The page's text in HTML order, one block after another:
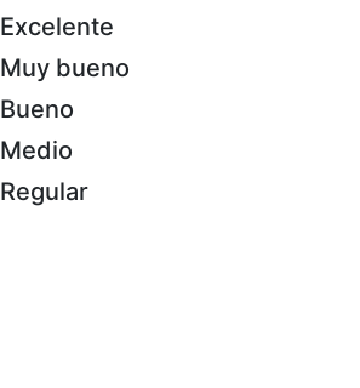
Excelente
Muy bueno
Bueno
Medio
Regular